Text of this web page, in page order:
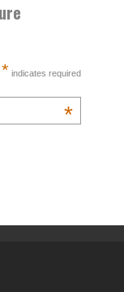
* indicates required
*